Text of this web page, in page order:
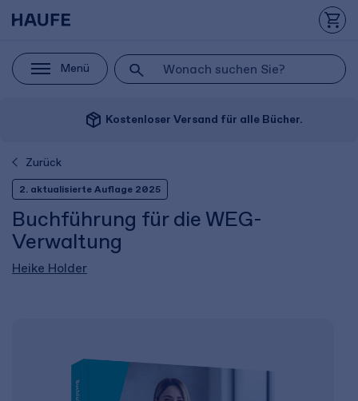
Menü
package_2 Kostenloser Versand für alle Bücher.
Zurück
2. aktualisierte Auflage 2025
Buchführung für die WEG-
Verwaltung
Heike Holder